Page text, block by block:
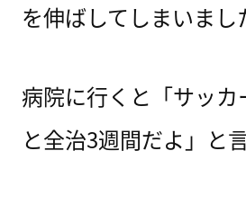
を伸ばしてしまいまし
病院に行くと「サッカ
と全治3週間だよ」と